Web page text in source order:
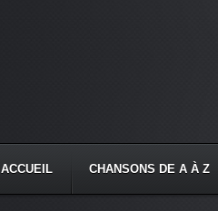
ACCUEIL CHANSONS DE A À Z